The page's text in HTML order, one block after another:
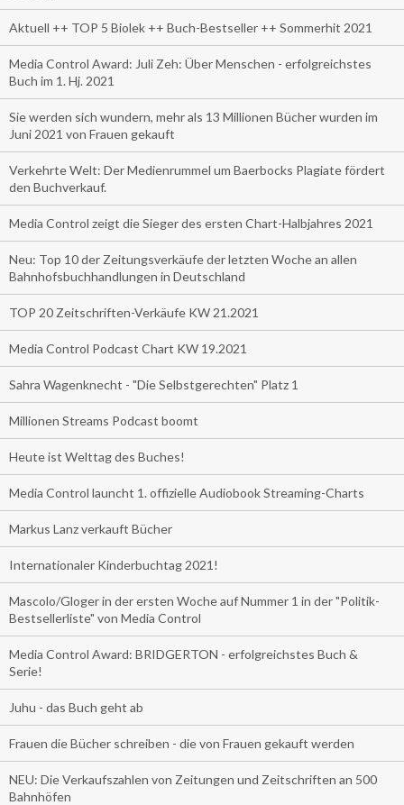
Aktuell ++ TOP 5 Biolek ++ Buch-Bestseller ++ Sommerhit 2021
Media Control Award: Juli Zeh: Über Menschen - erfolgreichstes
Buch im 1. Hj. 2021
Sie werden sich wundern, mehr als 13 Millionen Bücher wurden im
Juni 2021 von Frauen gekauft
Verkehrte Welt: Der Medienrummel um Baerbocks Plagiate fördert
den Buchverkauf.
Media Control zeigt die Sieger des ersten Chart-Halbjahres 2021
Neu: Top 10 der Zeitungsverkäufe der letzten Woche an allen
Bahnhofsbuchhandlungen in Deutschland
TOP 20 Zeitschriften-Verkäufe KW 21.2021
Media Control Podcast Chart KW 19.2021
Sahra Wagenknecht - "Die Selbstgerechten" Platz 1
Millionen Streams Podcast boomt
Heute ist Welttag des Buches!
Media Control launcht 1. offizielle Audiobook Streaming-Charts
Markus Lanz verkauft Bücher
Internationaler Kinderbuchtag 2021!
Mascolo/Gloger in der ersten Woche auf Nummer 1 in der "Politik-
Bestsellerliste" von Media Control
Media Control Award: BRIDGERTON - erfolgreichstes Buch &
Serie!
Juhu - das Buch geht ab
Frauen die Bücher schreiben - die von Frauen gekauft werden
NEU: Die Verkaufszahlen von Zeitungen und Zeitschriften an 500
Bahnhöfen